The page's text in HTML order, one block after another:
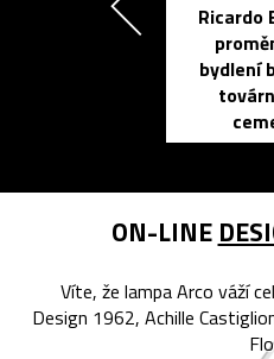
Ricardo
bydlení
ON-LINE
Víte, že lampa Arco váží
Design 1962, Achille